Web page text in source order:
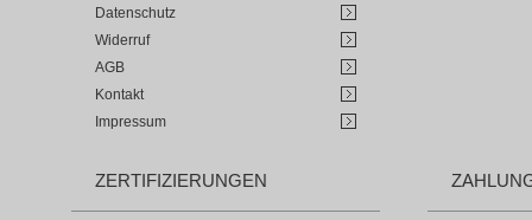
Datenschutz
Widerruf
AGB
Kontakt
Impressum
ZERTIFIZIERUNGEN